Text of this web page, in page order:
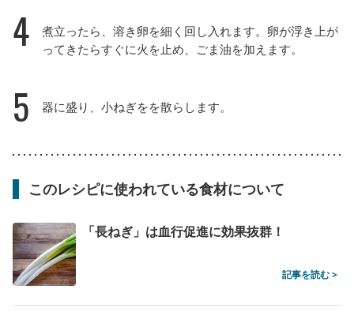
4
煮立ったら、溶き卵を細く回し入れます。卵が浮き上が
ってきたらすぐに火を止め、ごま油を加えます。
5 器に盛り、小ねぎをを散らします。
このレシピに使われている食材について
「長ねぎ」は血行促進に効果抜群！
記事を読む >